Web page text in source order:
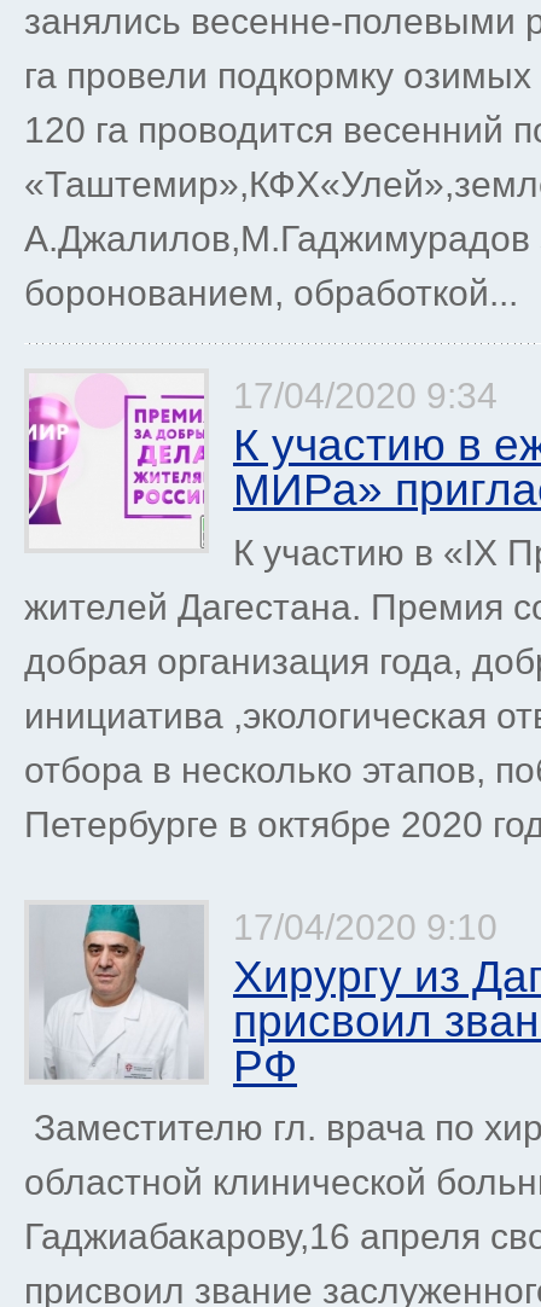
занялись весенне-полевыми
га провели подкормку
120 га проводится весенний
А.Джалилов,М.Гаджимурадов
боронованием, обработкой...
17/04/2020 9:34
К участию в
МИРа»
К участию в «IX
жителей Дагестана. Премия
добрая организация года,
инициатива ,экологическая
отбора в несколько этапов,
Петербурге в октябре 2020
17/04/2020 9:10
Хирургу из
присвоил
РФ
Заместителю гл. врача по
областной клинической
Гаджиабакарову,16 апреля
присвоил звание